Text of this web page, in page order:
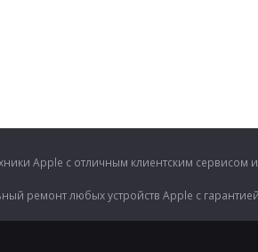
Apple с отличным клиентским
ремонт любых устройств Apple с